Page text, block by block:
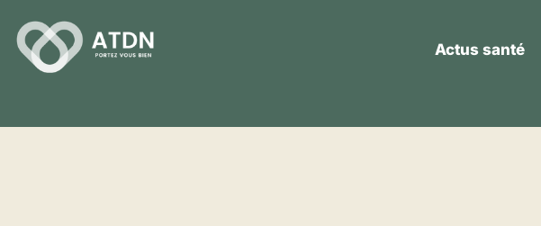
Actus santé